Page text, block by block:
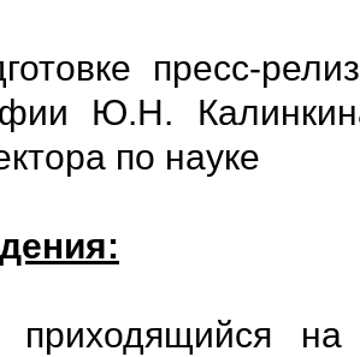
пресс-
Ю.Н.
по науке
приходящийся